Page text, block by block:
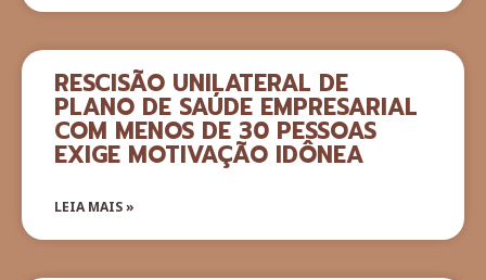
RESCISÃO UNILATERAL DE
PLANO DE SAÚDE EMPRESARIAL
COM MENOS DE 30 PESSOAS
EXIGE MOTIVAÇÃO IDÔNEA
LEIA MAIS »